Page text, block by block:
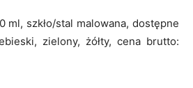
ml, szkło/stal malowana, dostępne
zielony, żółty, cena brutto: